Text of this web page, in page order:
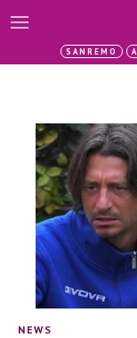
SANREMO
NEWS